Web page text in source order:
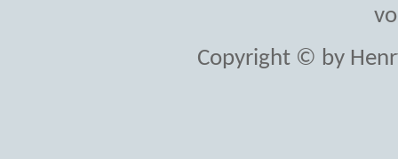
Copyright © by